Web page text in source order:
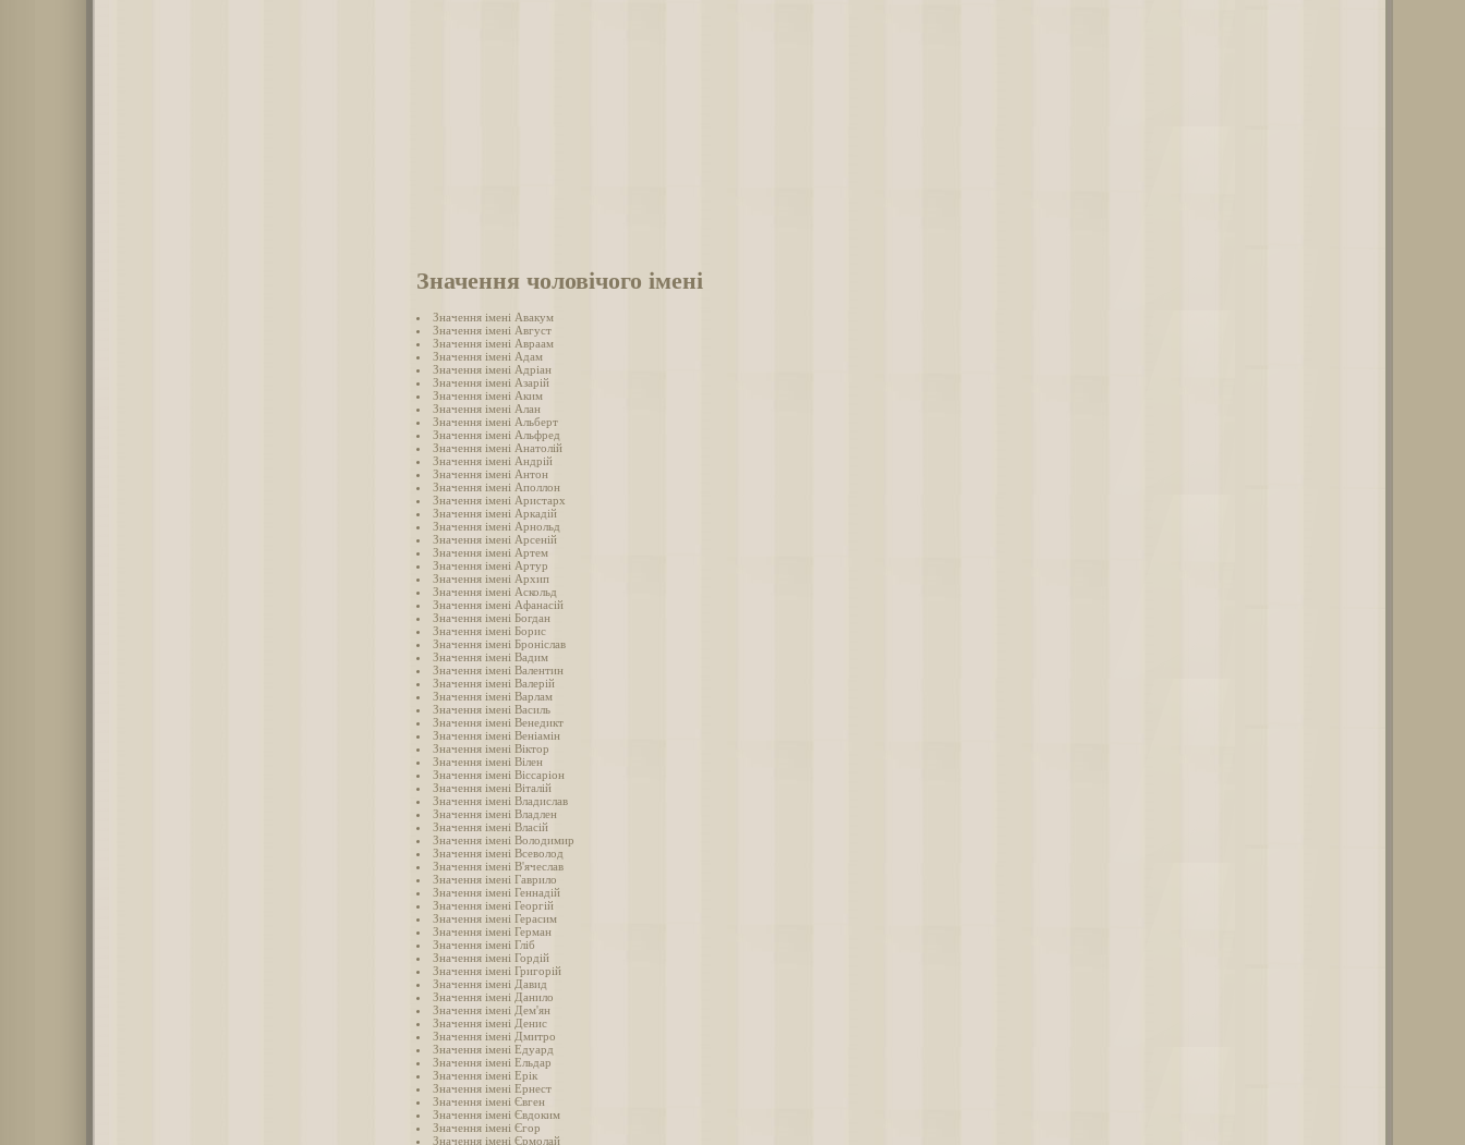
Значення чоловічого імені
Значення імені Авакум
Значення імені Август
Значення імені Авраам
Значення імені Адам
Значення імені Адріан
Значення імені Азарій
Значення імені Аким
Значення імені Алан
Значення імені Альберт
Значення імені Альфред
Значення імені Анатолій
Значення імені Андрій
Значення імені Антон
Значення імені Аполлон
Значення імені Аристарх
Значення імені Аркадій
Значення імені Арнольд
Значення імені Арсеній
Значення імені Артем
Значення імені Артур
Значення імені Архип
Значення імені Аскольд
Значення імені Афанасій
Значення імені Богдан
Значення імені Борис
Значення імені Броніслав
Значення імені Вадим
Значення імені Валентин
Значення імені Валерій
Значення імені Варлам
Значення імені Василь
Значення імені Венедикт
Значення імені Веніамін
Значення імені Віктор
Значення імені Вілен
Значення імені Віссаріон
Значення імені Віталій
Значення імені Владислав
Значення імені Владлен
Значення імені Власій
Значення імені Володимир
Значення імені Всеволод
Значення імені В'ячеслав
Значення імені Гаврило
Значення імені Геннадій
Значення імені Георгій
Значення імені Герасим
Значення імені Герман
Значення імені Гліб
Значення імені Гордій
Значення імені Григорій
Значення імені Давид
Значення імені Данило
Значення імені Дем'ян
Значення імені Денис
Значення імені Дмитро
Значення імені Едуард
Значення імені Ельдар
Значення імені Ерік
Значення імені Ернест
Значення імені Євген
Значення імені Євдоким
Значення імені Єгор
Значення імені Єрмолай